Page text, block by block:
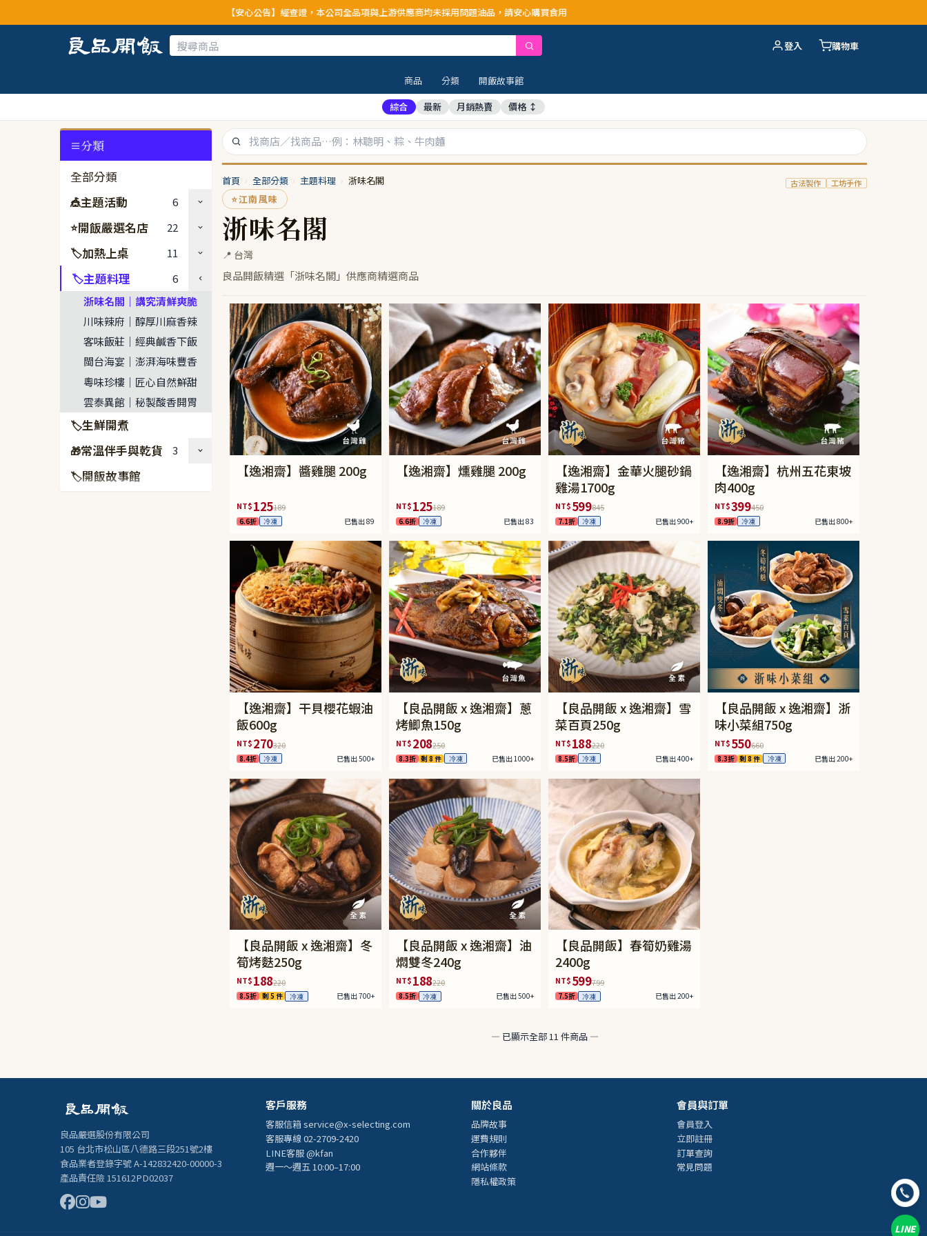
【安心公告】經查證，本公司全品項與上游供應商均未採用問題油品，請安心購買食用
登入 購物車
商品 分類 開飯故事館
綜合 最新 月銷熱賣 價格 ↕
分類
全部分類
🎪主題活動
6
⭐開飯嚴選名店
22
🏷加熱上桌
11
🏷主題料理
6
浙味名閣｜講究清鮮爽脆
川味辣府｜醇厚川麻香辣
客味飯莊｜經典鹹香下飯
閩台海宴｜澎湃海味豐香
粵味珍樓｜匠心自然鮮甜
雲泰異館｜秘製酸香開胃
🏷生鮮開煮
🎁常溫伴手與乾貨
3
🏷開飯故事館
首頁 › 全部分類 › 主題料理 › 浙味名閣
⭐江南風味
浙味名閣
📍 台灣
良品開飯精選「浙味名閣」供應商精選商品
古法製作 工坊手作
【逸湘齋】醬雞腿 200g
NT$125189
6.6折 冷凍 已售出 89
【逸湘齋】燻雞腿 200g
NT$125189
6.6折 冷凍 已售出 83
【逸湘齋】金華火腿砂鍋
雞湯1700g
NT$599845
7.1折 冷凍 已售出 900+
【逸湘齋】杭州五花東坡
肉400g
NT$399450
8.9折 冷凍 已售出 800+
【逸湘齋】干貝櫻花蝦油
飯600g
NT$270320
8.4折 冷凍 已售出 500+
【良品開飯 x 逸湘齋】蔥
烤鯽魚150g
NT$208250
8.3折 剩 8 件 冷凍 已售出 1000+
【良品開飯 x 逸湘齋】雪
菜百頁250g
NT$188220
8.5折 冷凍 已售出 400+
【良品開飯 x 逸湘齋】浙
味小菜組750g
NT$550660
8.3折 剩 8 件 冷凍 已售出 200+
【良品開飯 x 逸湘齋】冬
筍烤麩250g
NT$188220
8.5折 剩 5 件 冷凍 已售出 700+
【良品開飯 x 逸湘齋】油
燜雙冬240g
NT$188220
8.5折 冷凍 已售出 500+
【良品開飯】春筍奶雞湯
2400g
NT$599799
7.5折 冷凍 已售出 200+
— 已顯示全部 11 件商品 —
LINE
良品嚴選股份有限公司
105 台北市松山區八德路三段251號2樓
食品業者登錄字號 A-142832420-00000-3
產品責任險 151612PD02037
客戶服務
客服信箱service@x-selecting.com
客服專線 02-2709-2420
LINE客服 @kfan
週一～週五 10:00–17:00
關於良品
品牌故事
運費規則
合作夥伴
網站條款
隱私權政策
會員與訂單
會員登入
立即註冊
訂單查詢
常見問題